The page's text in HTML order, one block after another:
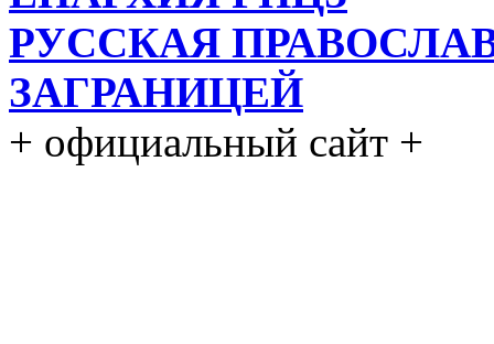
РУССКАЯ
ЗАГРАНИЦЕЙ
+ официальный сайт +